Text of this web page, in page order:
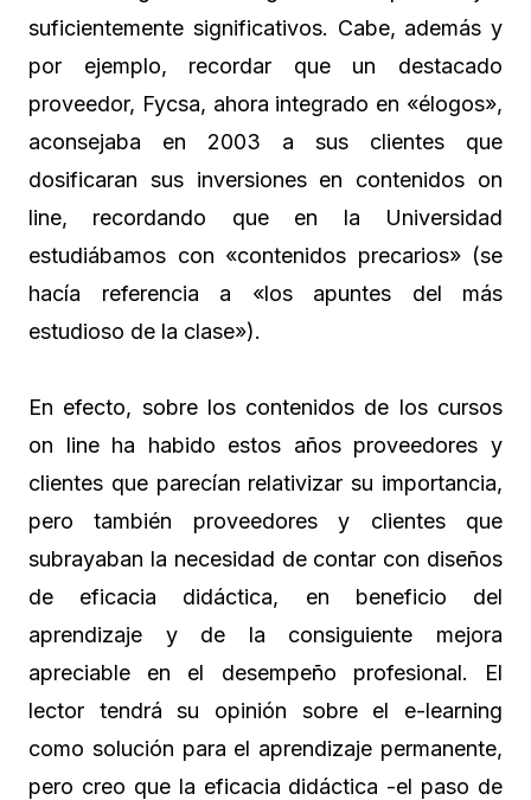
suficientemente significativos. Cabe, además y
por ejemplo, recordar que un destacado
proveedor, Fycsa, ahora integrado en «élogos»,
aconsejaba en 2003 a sus clientes que
dosificaran sus inversiones en contenidos on
line, recordando que en la Universidad
estudiábamos con «contenidos precarios» (se
hacía referencia a «los apuntes del más
estudioso de la clase»).
En efecto, sobre los contenidos de los cursos
on line ha habido estos años proveedores y
clientes que parecían relativizar su importancia,
pero también proveedores y clientes que
subrayaban la necesidad de contar con diseños
de eficacia didáctica, en beneficio del
aprendizaje y de la consiguiente mejora
apreciable en el desempeño profesional. El
lector tendrá su opinión sobre el e-learning
como solución para el aprendizaje permanente,
pero creo que la eficacia didáctica -el paso de